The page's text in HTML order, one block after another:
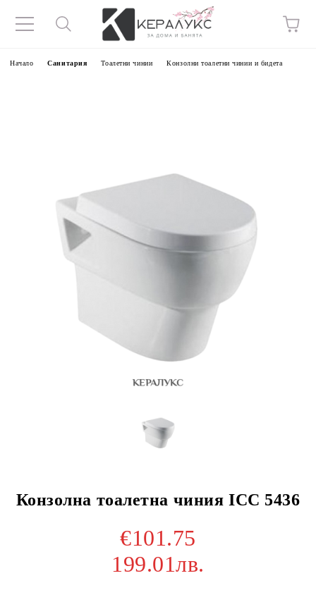
Начало Санитария Тоалетни чинии Конзолни тоалетни чинии и бидета
Конзолна тоалетна чиния ICC 5436
€101.75
199.01лв.